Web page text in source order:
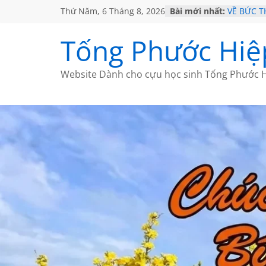
Thứ Năm, 6 Tháng 8, 2026 Bài mới nhất: VỀ BỨC
MỘT ĐỜI
SÁCH
BẤT
CÀ PHÊ
Tống Phước
Website Dành cho cựu học sinh Tống Phước